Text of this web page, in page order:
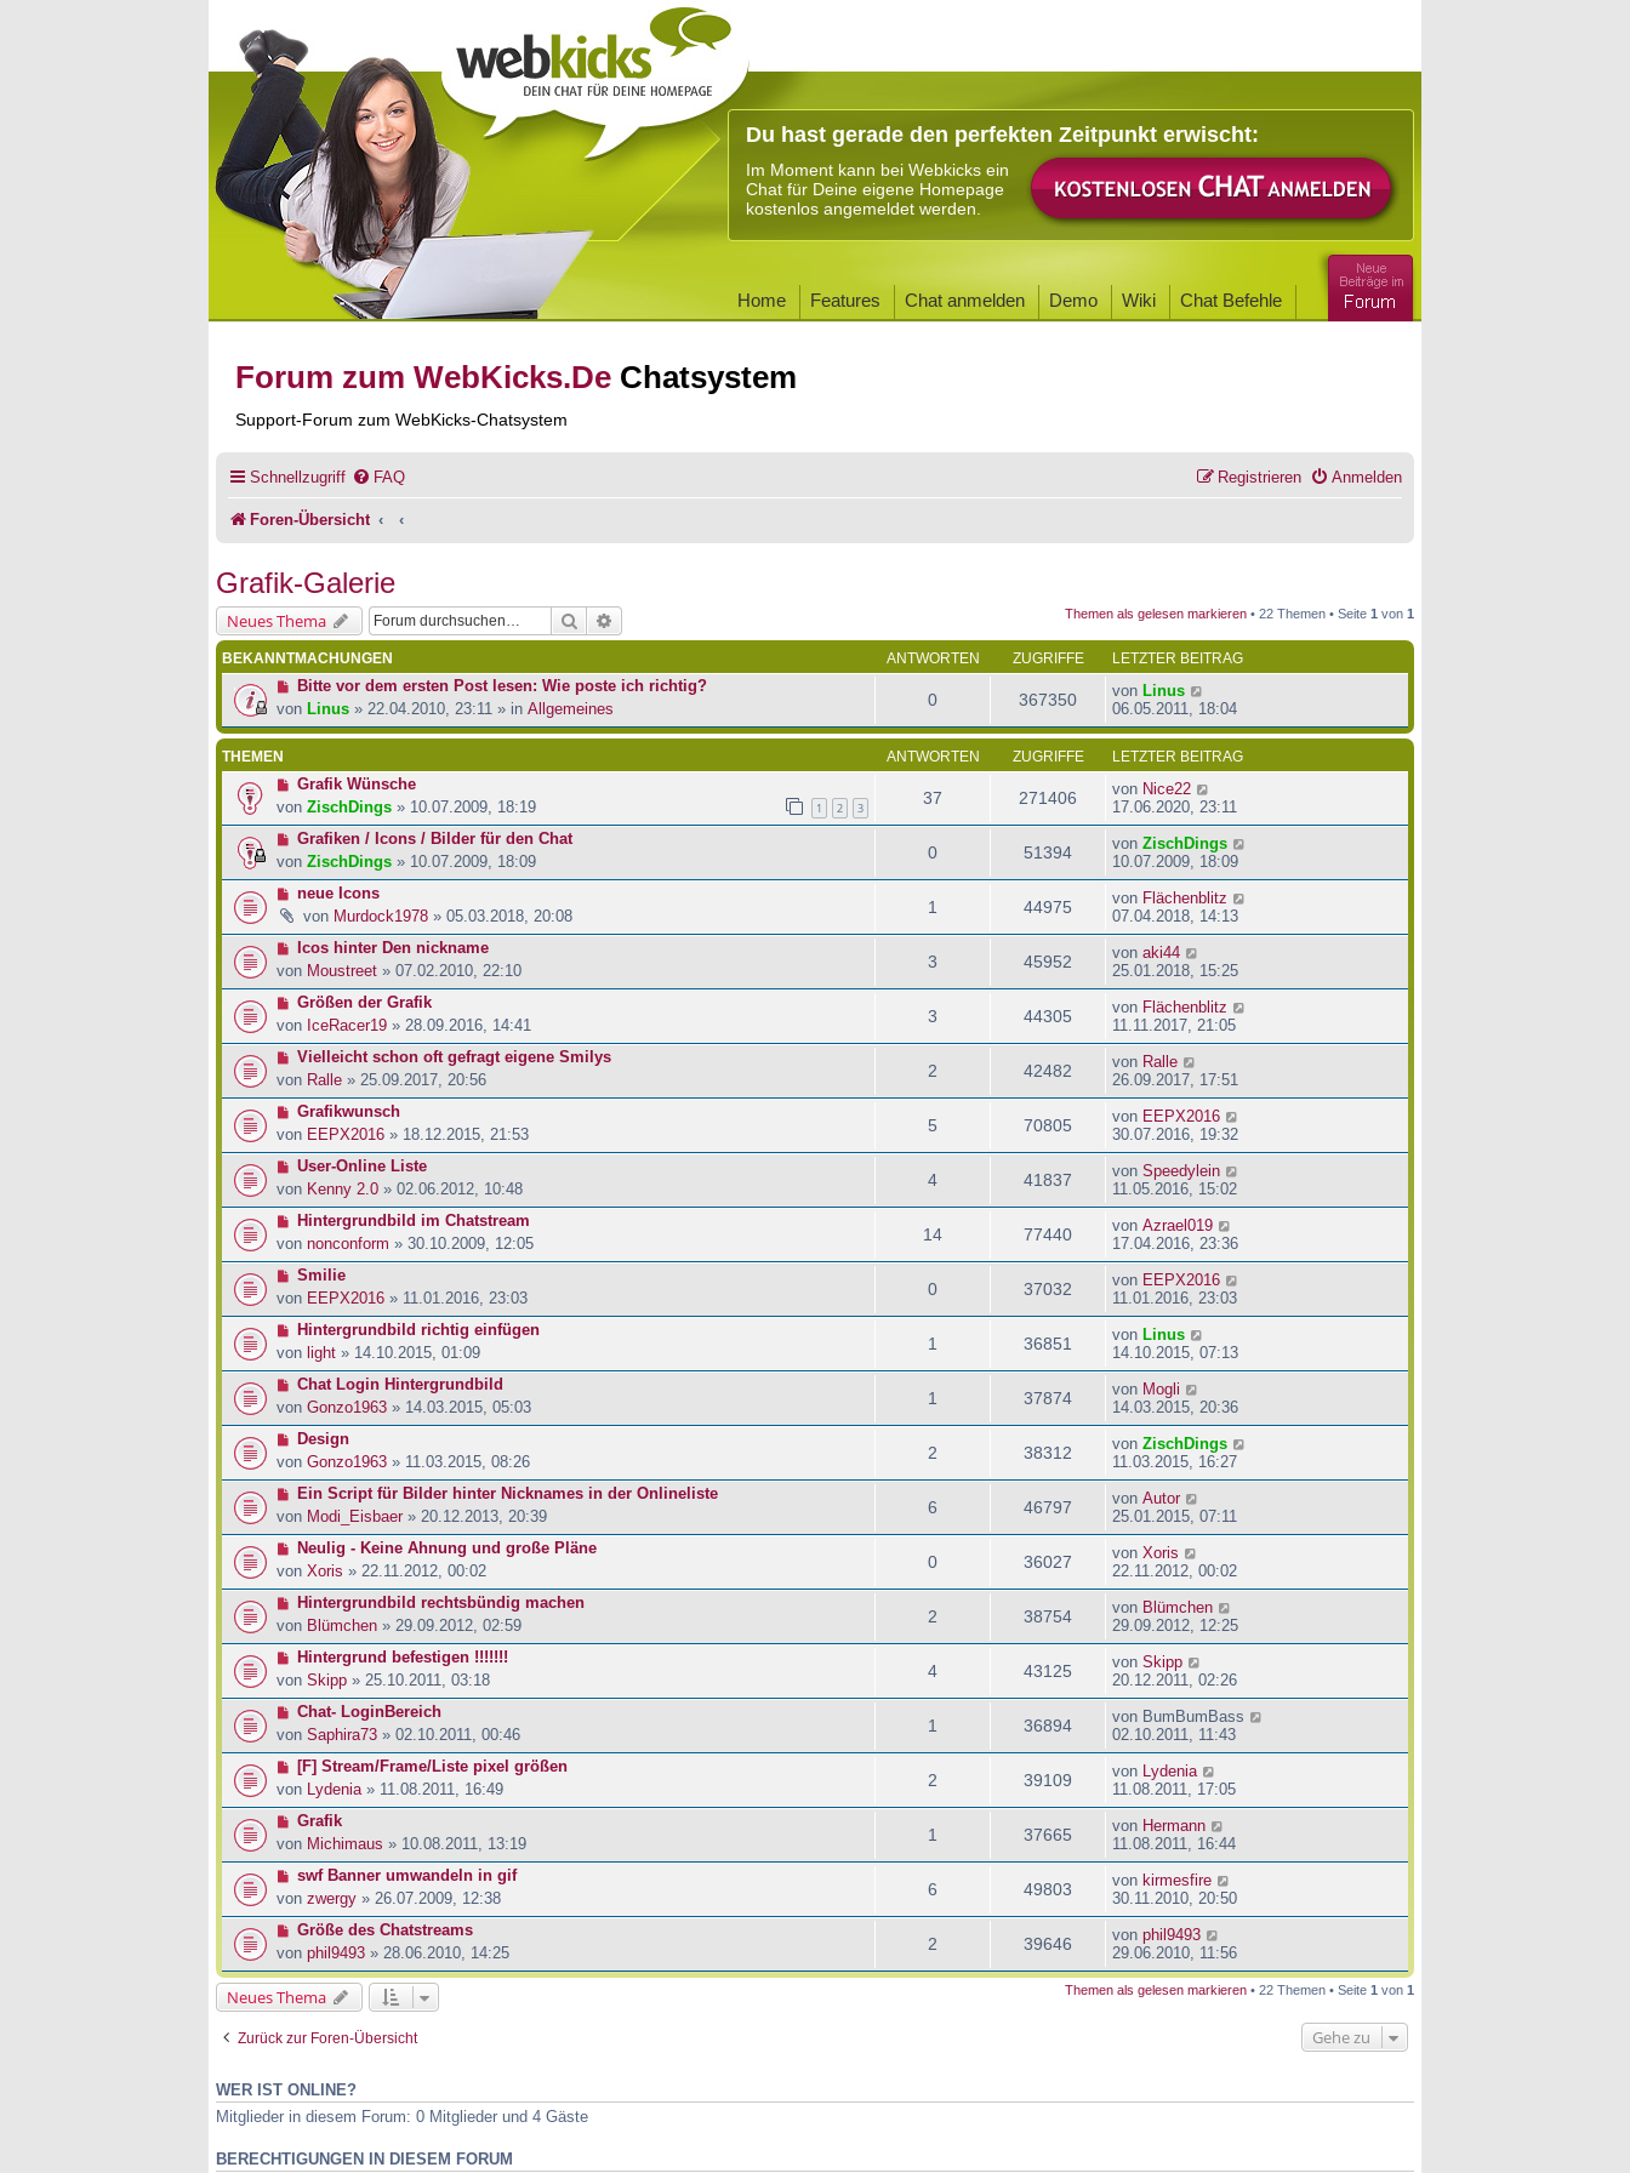
Du hast gerade den perfekten Zeitpunkt erwischt:
Im Moment kann bei Webkicks ein
Chat für Deine eigene Homepage
kostenlos angemeldet werden.
Home Features Chat anmelden Demo Wiki Chat Befehle
Forum zum WebKicks.De Chatsystem
Support-Forum zum WebKicks-Chatsystem
Schnellzugriff FAQ Anmelden
Registrieren
Foren-Übersicht
Grafik-Galerie
Neues Thema Suche Themen als gelesen markieren • 22 Themen • Seite 1 von 1
BEKANNTMACHUNGEN ANTWORTEN ZUGRIFFE LETZTER BEITRAG
Bitte vor dem ersten Post lesen: Wie poste ich richtig?
von Linus » 22.04.2010, 23:11 » in Allgemeines 0 367350 von Linus
06.05.2011, 18:04
THEMEN ANTWORTEN ZUGRIFFE LETZTER BEITRAG
Grafik Wünsche
von ZischDings » 10.07.2009, 18:19 1 2 3
37 271406 von Nice22
17.06.2020, 23:11
Grafiken / Icons / Bilder für den Chat
von ZischDings » 10.07.2009, 18:09 0 51394 von ZischDings
10.07.2009, 18:09
neue Icons
von Murdock1978 » 05.03.2018, 20:08 1 44975 von Flächenblitz
07.04.2018, 14:13
Icos hinter Den nickname
von Moustreet » 07.02.2010, 22:10 3 45952 von aki44
25.01.2018, 15:25
Größen der Grafik
von IceRacer19 » 28.09.2016, 14:41 3 44305 von Flächenblitz
11.11.2017, 21:05
Vielleicht schon oft gefragt eigene Smilys
von Ralle » 25.09.2017, 20:56 2 42482 von Ralle
26.09.2017, 17:51
Grafikwunsch
von EEPX2016 » 18.12.2015, 21:53 5 70805 von EEPX2016
30.07.2016, 19:32
User-Online Liste
von Kenny 2.0 » 02.06.2012, 10:48 4 41837 von Speedylein
11.05.2016, 15:02
Hintergrundbild im Chatstream
von nonconform » 30.10.2009, 12:05 14 77440 von Azrael019
17.04.2016, 23:36
Smilie
von EEPX2016 » 11.01.2016, 23:03 0 37032 von EEPX2016
11.01.2016, 23:03
Hintergrundbild richtig einfügen
von light » 14.10.2015, 01:09 1 36851 von Linus
14.10.2015, 07:13
Chat Login Hintergrundbild
von Gonzo1963 » 14.03.2015, 05:03 1 37874 von Mogli
14.03.2015, 20:36
Design
von Gonzo1963 » 11.03.2015, 08:26 2 38312 von ZischDings
11.03.2015, 16:27
Ein Script für Bilder hinter Nicknames in der Onlineliste
von Modi_Eisbaer » 20.12.2013, 20:39 6 46797 von Autor
25.01.2015, 07:11
Neulig - Keine Ahnung und große Pläne
von Xoris » 22.11.2012, 00:02 0 36027 von Xoris
22.11.2012, 00:02
Hintergrundbild rechtsbündig machen
von Blümchen » 29.09.2012, 02:59 2 38754 von Blümchen
29.09.2012, 12:25
Hintergrund befestigen !!!!!!!
von Skipp » 25.10.2011, 03:18 4 43125 von Skipp
20.12.2011, 02:26
Chat- LoginBereich
von Saphira73 » 02.10.2011, 00:46 1 36894 von BumBumBass
02.10.2011, 11:43
[F] Stream/Frame/Liste pixel größen
von
Lydenia » 11.08.2011, 16:49 2 39109 von
Lydenia
11.08.2011, 17:05
Grafik
von Michimaus » 10.08.2011, 13:19 1 37665 von Hermann
11.08.2011, 16:44
swf Banner umwandeln in gif
von zwergy » 26.07.2009, 12:38 6 49803 von kirmesfire
30.11.2010, 20:50
Größe des Chatstreams
von phil9493 » 28.06.2010, 14:25 2 39646 von phil9493
29.06.2010, 11:56
Neues Thema Themen als gelesen markieren • 22 Themen • Seite 1 von 1
Zurück zur Foren-Übersicht Gehe zu
WER IST ONLINE?
Mitglieder in diesem Forum: 0 Mitglieder und 4 Gäste
BERECHTIGUNGEN IN DIESEM FORUM